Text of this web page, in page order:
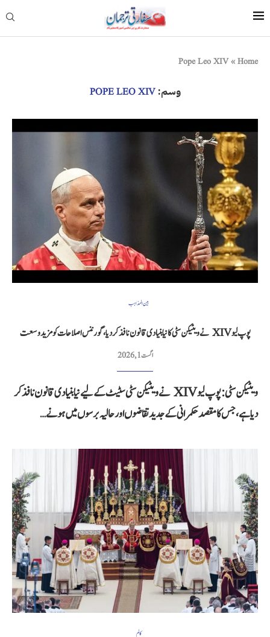
Home
»
Pope Leo XIV
وسم:POPE LEO XIV
بین المذاہب
پوپ لیو XIV نے ویٹیکن سٹی کا نیا بنیادی قانون نافذ کر دیا، گورننس اصلاحات کو مزید وسعت
اگست 1, 2026
ویٹیکن سٹی: پوپ لیو XIV نے ویٹیکن سٹی سٹیٹ کے لیے نیا بنیادی قانون نافذ کر
دیا ہے، جس کا مقصد حکمرانی کے جدید تقاضوں اور حالیہ برسوں میں ہونے…
کالم